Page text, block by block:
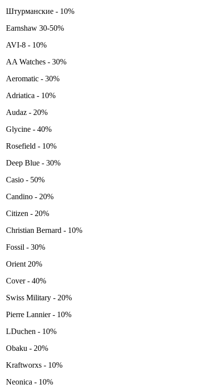
Штурманские - 10%
Earnshaw 30-50%
AVI-8 - 10%
AA Watches - 30%
Aeromatic - 30%
Adriatica - 10%
Audaz - 20%
Glycine - 40%
Rosefield - 10%
Deep Blue - 30%
Casio - 50%
Candino - 20%
Citizen - 20%
Christian Bernard - 10%
Fossil - 30%
Orient 20%
Cover - 40%
Swiss Military - 20%
Pierre Lannier - 10%
LDuchen - 10%
Obaku - 20%
Kraftworxs - 10%
Neonica - 10%